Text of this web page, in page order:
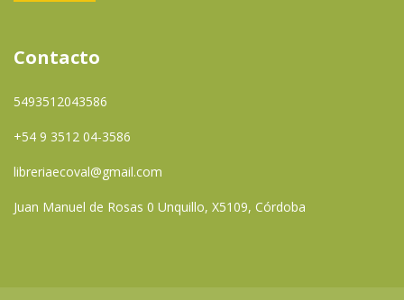
Contacto
5493512043586
+54 9 3512 04-3586
libreriaecoval@gmail.com
Juan Manuel de Rosas 0 Unquillo, X5109, Córdoba